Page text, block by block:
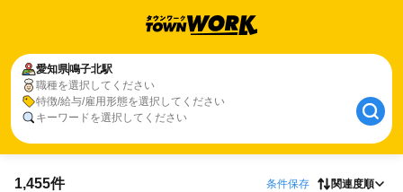
愛知県鳴子北駅
職種を選択してください
特徴/給与/雇用形態を選択してください
キーワードを選択してください
1,455件 条件保存 関連度順